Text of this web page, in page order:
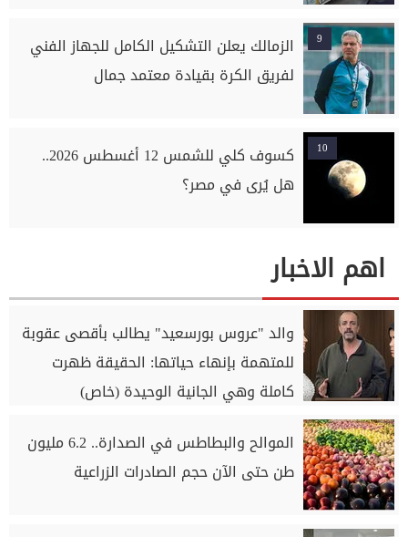
9
الزمالك يعلن التشكيل الكامل للجهاز الفني
لفريق الكرة بقيادة معتمد جمال
10
كسوف كلي للشمس 12 أغسطس 2026..
هل يُرى في مصر؟
اهم الاخبار
والد "عروس بورسعيد" يطالب بأقصى عقوبة
للمتهمة بإنهاء حياتها: الحقيقة ظهرت
كاملة وهي الجانية الوحيدة (خاص)
الموالح والبطاطس في الصدارة.. 6.2 مليون
طن حتى الآن حجم الصادرات الزراعية